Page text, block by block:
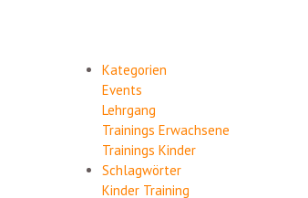
Kategorien
Events
Lehrgang
Trainings Erwachsene
Trainings Kinder
Schlagwörter
Kinder Training